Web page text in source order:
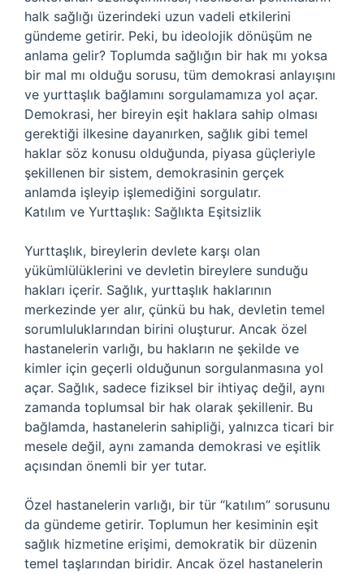
halk sağlığı üzerindeki uzun vadeli etkilerini
gündeme getirir. Peki, bu ideolojik dönüşüm ne
anlama gelir? Toplumda sağlığın bir hak mı yoksa
bir mal mı olduğu sorusu, tüm demokrasi anlayışını
ve yurttaşlık bağlamını sorgulamamıza yol açar.
Demokrasi, her bireyin eşit haklara sahip olması
gerektiği ilkesine dayanırken, sağlık gibi temel
haklar söz konusu olduğunda, piyasa güçleriyle
şekillenen bir sistem, demokrasinin gerçek
anlamda işleyip işlemediğini sorgulatır.
Katılım ve Yurttaşlık: Sağlıkta Eşitsizlik
Yurttaşlık, bireylerin devlete karşı olan
yükümlülüklerini ve devletin bireylere sunduğu
hakları içerir. Sağlık, yurttaşlık haklarının
merkezinde yer alır, çünkü bu hak, devletin temel
sorumluluklarından birini oluşturur. Ancak özel
hastanelerin varlığı, bu hakların ne şekilde ve
kimler için geçerli olduğunun sorgulanmasına yol
açar. Sağlık, sadece fiziksel bir ihtiyaç değil, aynı
zamanda toplumsal bir hak olarak şekillenir. Bu
bağlamda, hastanelerin sahipliği, yalnızca ticari bir
mesele değil, aynı zamanda demokrasi ve eşitlik
açısından önemli bir yer tutar.
Özel hastanelerin varlığı, bir tür “katılım” sorusunu
da gündeme getirir. Toplumun her kesiminin eşit
sağlık hizmetine erişimi, demokratik bir düzenin
temel taşlarından biridir. Ancak özel hastanelerin